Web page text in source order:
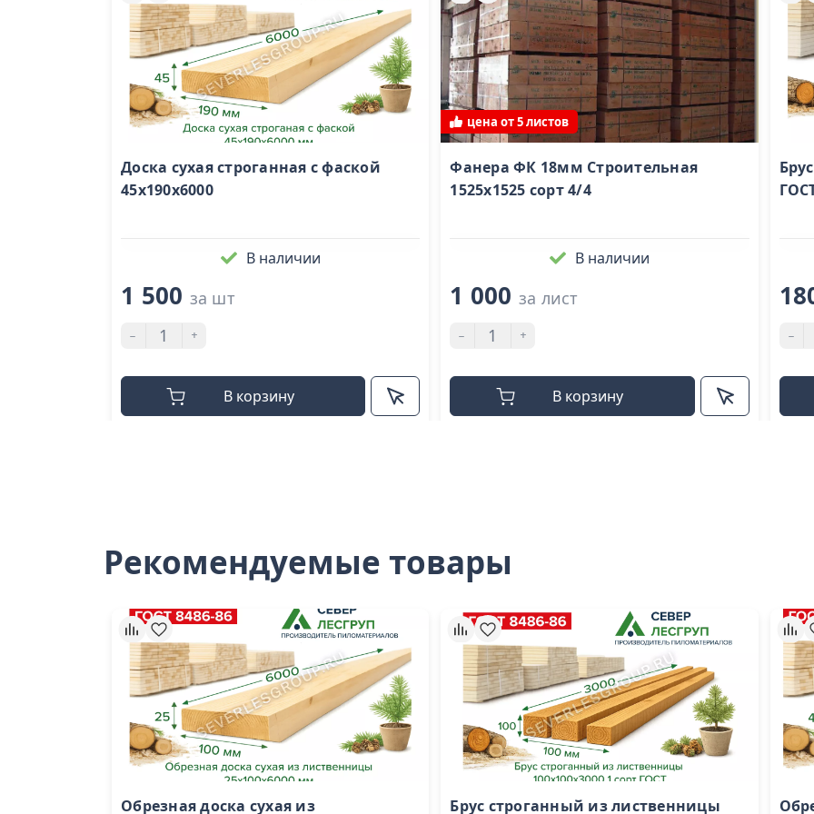
Доска сухая строганная с фаской
45х190х6000
В наличии
1 500 за шт
- +
В корзину
цена от 5 листов
Фанера ФК 18мм Строительная
1525х1525 сорт 4/4
В наличии
1 000 за лист
- +
В корзину
-
Рекомендуемые товары
Обрезная доска сухая из Брус строганный из лиственницы